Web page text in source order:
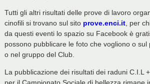
Tutti gli altri risultati delle prove di lavoro
cinofili si trovano sul sito prove.enci.it, per
da questi eventi lo spazio su Facebook è
possono pubblicare le foto che vogliono o
o nel gruppo del Club.
La pubblicazione dei risultati dei raduni C.I.L